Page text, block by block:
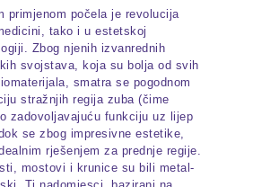
primjenom počela je revolucija
tako i u estetskoj
Zbog njenih izvanrednih
svojstava, koja su bolja od svih
smatra se pogodnom
stražnjih regija zuba (čime
zadovoljavajuću funkciju uz lijep
se zbog impresivne estetike,
rješenjem za prednje regije.
mostovi i krunice su bili metal-